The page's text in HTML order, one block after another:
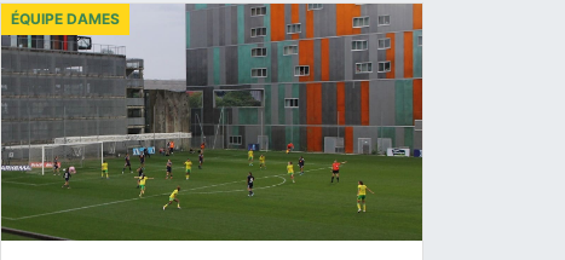
ÉQUIPE DAMES